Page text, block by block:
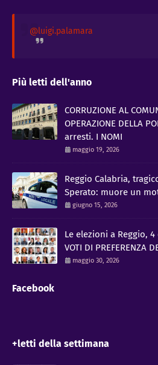
@luigi.palamara
Più letti dell'anno
CORRUZIONE AL
OPERAZIONE DELLA
arresti. I NOMI
maggio 19, 2026
Reggio Calabria,
Sperato: muore un
giugno 15, 2026
Le elezioni a Reggio,
VOTI DI PREFERENZA
maggio 30, 2026
Facebook
+letti della settimana